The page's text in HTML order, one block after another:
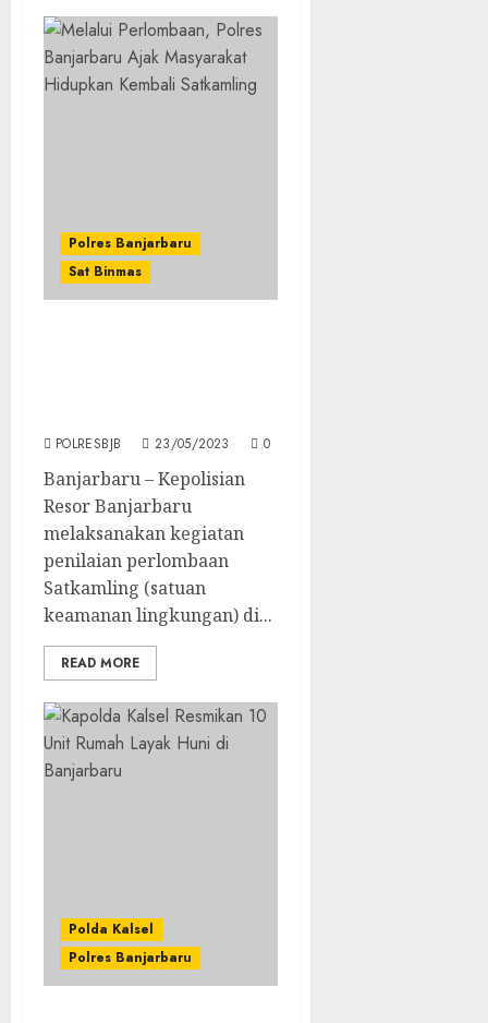
Polres Banjarbaru
Sat Binmas
POLRESBJB 23/05/2023 0
Banjarbaru – Kepolisian
Resor Banjarbaru
melaksanakan kegiatan
penilaian perlombaan
Satkamling (satuan
keamanan lingkungan) di...
READ MORE
Polda Kalsel
Polres Banjarbaru